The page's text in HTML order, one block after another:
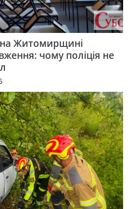
на Житомирщині
чому поліція не